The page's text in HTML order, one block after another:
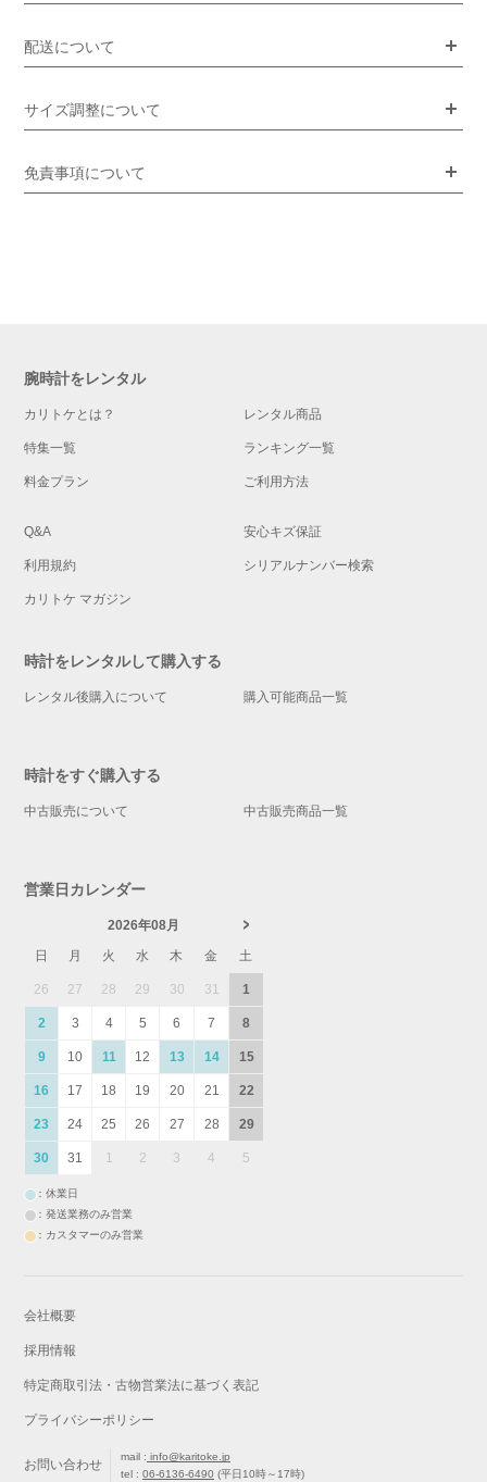
配送について
サイズ調整について
免責事項について
腕時計をレンタル
カリトケとは？ レンタル商品
特集一覧 ランキング一覧
料金プラン ご利用方法
Q&A 安心キズ保証
利用規約 シリアルナンバー検索
カリトケ マガジン
時計をレンタルして購入する
レンタル後購入について 購入可能商品一覧
時計をすぐ購入する
中古販売について 中古販売商品一覧
営業日カレンダー
2026年08月
日
月 火 水 木 金 土
26 27 28 29 30 31 1
2 3 4 5 6 7 8
9 10 11 12 13 14 15
16 17 18 19 20 21 22
23 24 25 26 27 28 29
30 31 1 2 3 4 5
：休業日
：発送業務のみ営業
：カスタマーのみ営業
会社概要
採用情報
特定商取引法・古物営業法に基づく表記
プライバシーポリシー
お問い合わせ
mail : info@karitoke.jp
tel :06-6136-6490 (平日10時～17時)